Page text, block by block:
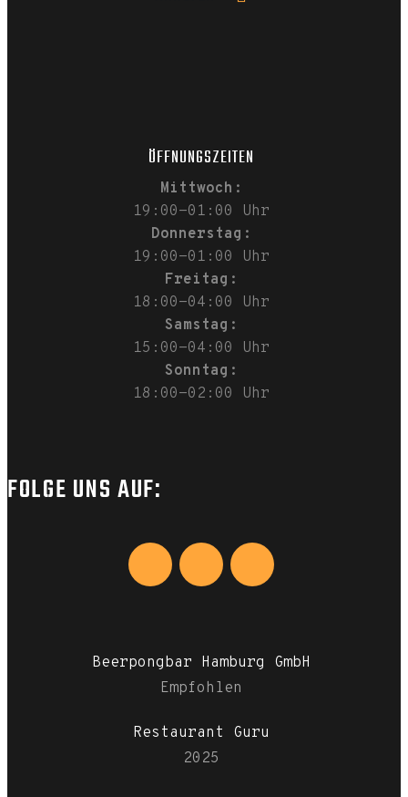
ÖFFNUNGSZEITEN
Mittwoch:
19:00-01:00 Uhr
Donnerstag:
19:00-01:00 Uhr
Freitag:
18:00-04:00 Uhr
Samstag:
15:00-04:00 Uhr
Sonntag:
18:00-02:00 Uhr
FOLGE UNS AUF:
Beerpongbar Hamburg GmbH
Empfohlen
Restaurant Guru
2025